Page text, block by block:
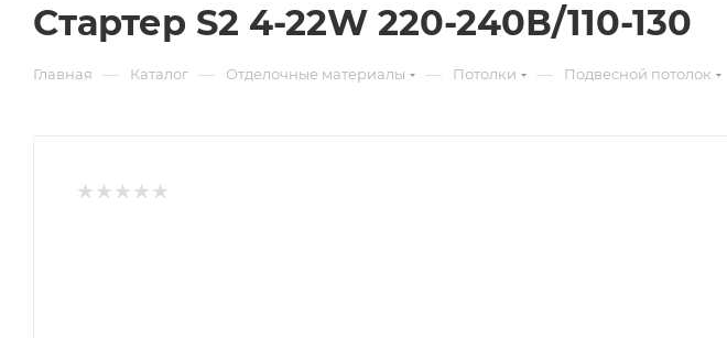
Стартер S2 4-22W 220-240В/110-130
Главная — Каталог — Отделочные материалы — Потолки — Подвесной потолок